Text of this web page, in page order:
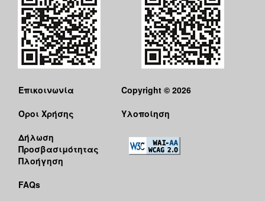
Επικοινωνία
Όροι Χρήσης
Δήλωση
Προσβασιμότητας
Πλοήγηση
FAQs
Copyright © 2026
Υλοποίηση